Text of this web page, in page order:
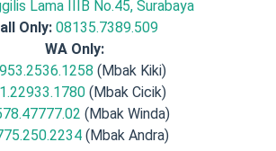
Lama IIIB No.45, Surabaya
Only: 08135.7389.509
WA Only:
(Mbak Kiki)
(Mbak Cicik)
(Mbak Winda)
(Mbak Andra)